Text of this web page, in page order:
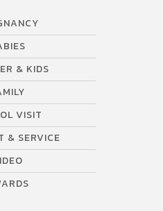
& KIDS
VISIT
& SERVICE